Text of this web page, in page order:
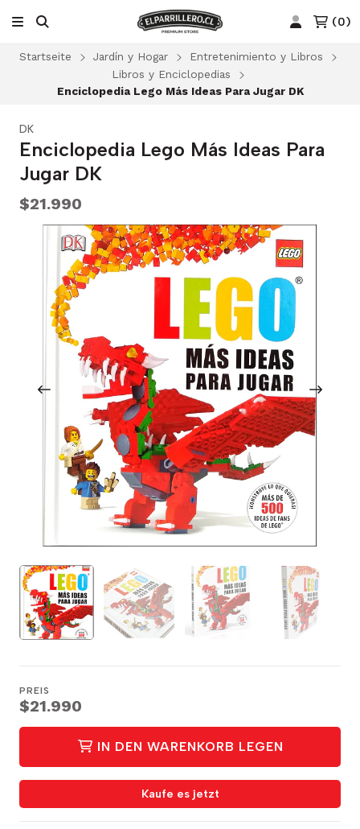
(0)
Startseite Jardín y Hogar
Entretenimiento y Libros
Libros y Enciclopedias
Enciclopedia Lego Más Ideas Para Jugar DK
DK
Enciclopedia Lego Más Ideas Para
Jugar DK
$21.990
PREIS
$21.990
IN DEN WARENKORB LEGEN
Kaufe es jetzt